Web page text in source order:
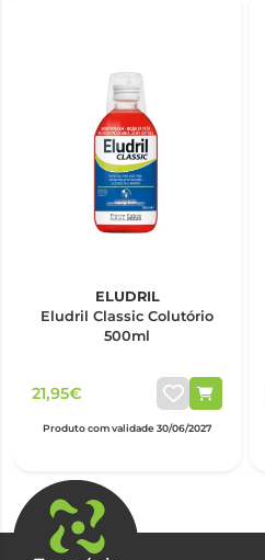
ELUDRIL
Eludril Classic Colutório
500ml
21,95€
Produto com validade 30/06/2027